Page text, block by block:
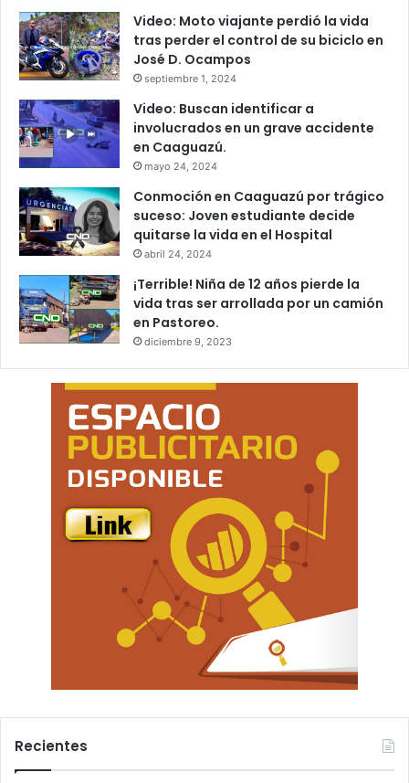
Video: Moto viajante perdió la vida
tras perder el control de su biciclo en
José D. Ocampos
septiembre 1, 2024
Video: Buscan identificar a
involucrados en un grave accidente
en Caaguazú.
mayo 24, 2024
Conmoción en Caaguazú por trágico
suceso: Joven estudiante decide
quitarse la vida en el Hospital
abril 24, 2024
¡Terrible! Niña de 12 años pierde la
vida tras ser arrollada por un camión
en Pastoreo.
diciembre 9, 2023
Recientes